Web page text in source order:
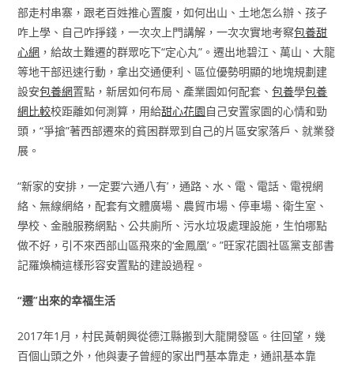
部走村串寨，跟老百姓推心置腹，如何出山、土地怎么辦、孩子
咋上學、自己咋掙錢，一次次上門講解，一次次實地考察包養甜
心網 ，給故土難遷的群眾吃下“定心丸”。遷出地碧江、萬山、大龍
等地干部迅速行動，拿出交通便利、區位優勢明顯的地塊規劃建
設安包養網置點，新居如何布局、產業園如何配套、包養學包養
網比較校距離如何測算，用給甜心花園自己安置家園的心情和勁
頭，“爭搶”著西部遷來的貧困群眾到自己的片區安家落戶、就業發
展。
“新家的安排，一定要‘六通八有’，通路、水、電、電話、電視網
絡、無線網絡，配套有文體廣場、農貿市場、停車場、衛生室、
學校、金融服務網點、公共廁所、污水垃圾處理設施，生怕哪點
做不好，引不來西部山區飛來的‘金鳳凰’。”旺家花園社區黨支部書
記羅煥楠這樣形容安置點的建設過程。
“遷”出來的幸福生活
2017年1月，村民黃朝興從德江縣搬到大龍開發區。往回望，幾
百個山頭之外，他與妻子曾經的家出門基本靠走，通訊基本靠